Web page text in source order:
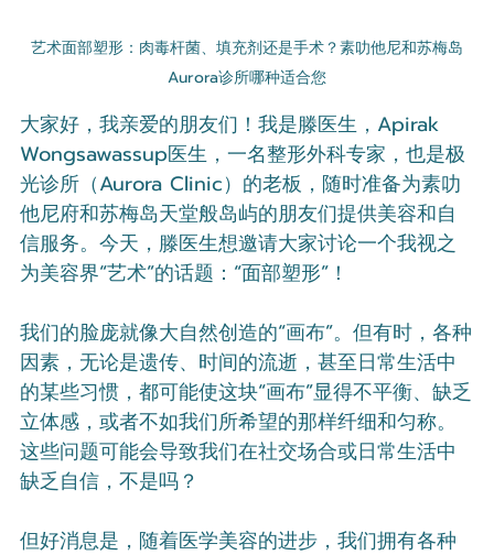
艺术面部塑形：肉毒杆菌、填充剂还是手术？素叻他尼和苏梅岛
Aurora诊所哪种适合您
大家好，我亲爱的朋友们！我是滕医生，Apirak
Wongsawassup医生，一名整形外科专家，也是极
光诊所（Aurora Clinic）的老板，随时准备为素叻
他尼府和苏梅岛天堂般岛屿的朋友们提供美容和自
信服务。今天，滕医生想邀请大家讨论一个我视之
为美容界“艺术”的话题：“面部塑形”！
我们的脸庞就像大自然创造的“画布”。但有时，各种
因素，无论是遗传、时间的流逝，甚至日常生活中
的某些习惯，都可能使这块“画布”显得不平衡、缺乏
立体感，或者不如我们所希望的那样纤细和匀称。
这些问题可能会导致我们在社交场合或日常生活中
缺乏自信，不是吗？
但好消息是，随着医学美容的进步，我们拥有各种